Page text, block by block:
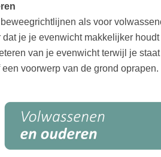
als voor
je je evenwicht makkelijker
van je evenwicht terwijl je
voorwerp van de grond oprapen.